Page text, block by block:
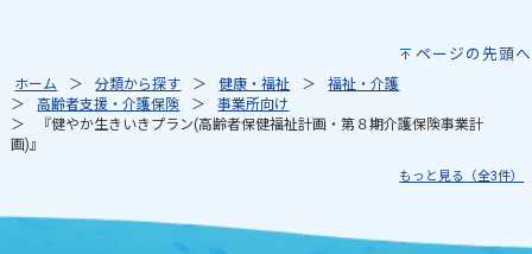
ページの先頭へ
ホーム 分類から探す 健康・福祉
福祉・介護
高齢者支援・介護保険
事業所向け
『健やか生きいきプラン(高齢者保健福祉計画・第８期介護保険事業計
画)』
もっと見る（全3件）